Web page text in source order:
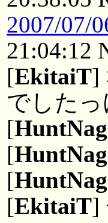
2007/07/
21:04:12
[EkitaiT]
でしたっ
[
[
[
[EkitaiT]